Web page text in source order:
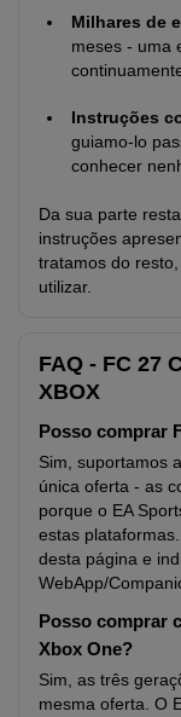
Milhares de
meses - uma
Instruções
guiamo-lo
conhecer
Da sua parte
instruções
tratamos do
utilizar.
FAQ - FC 27
XBOX
Posso comprar
Sim, suportamos
única oferta - as
porque o EA
estas
desta página e
WebApp/
Posso comprar
Xbox One?
Sim, as três
mesma oferta. O